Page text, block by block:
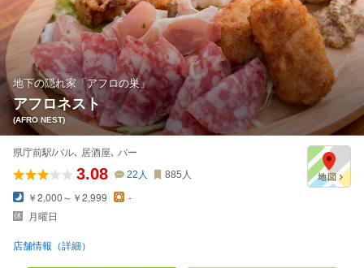
地下の隠れ家「アフロの巣」
アフロネスト
(AFRO NEST)
県庁前駅/バル､ 居酒屋､ バー
3.08 22 人 885 人
￥2,000～￥2,999
-
月曜日
店舗情報（詳細）